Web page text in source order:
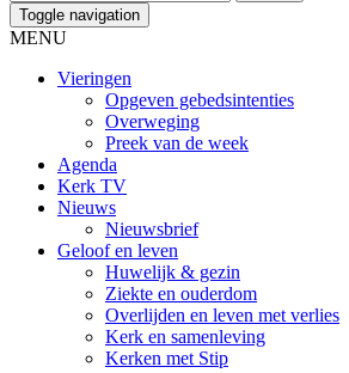
Toggle navigation
MENU
Vieringen
Opgeven gebedsintenties
Overweging
Preek van de week
Agenda
Kerk TV
Nieuws
Nieuwsbrief
Geloof en leven
Huwelijk & gezin
Ziekte en ouderdom
Overlijden en leven met verlies
Kerk en samenleving
Kerken met Stip